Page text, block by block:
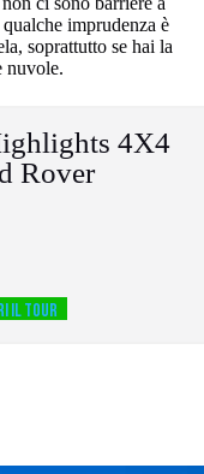
imprudenza è
soprattutto se hai la
nuvole.
4X4
Rover
IL TOUR